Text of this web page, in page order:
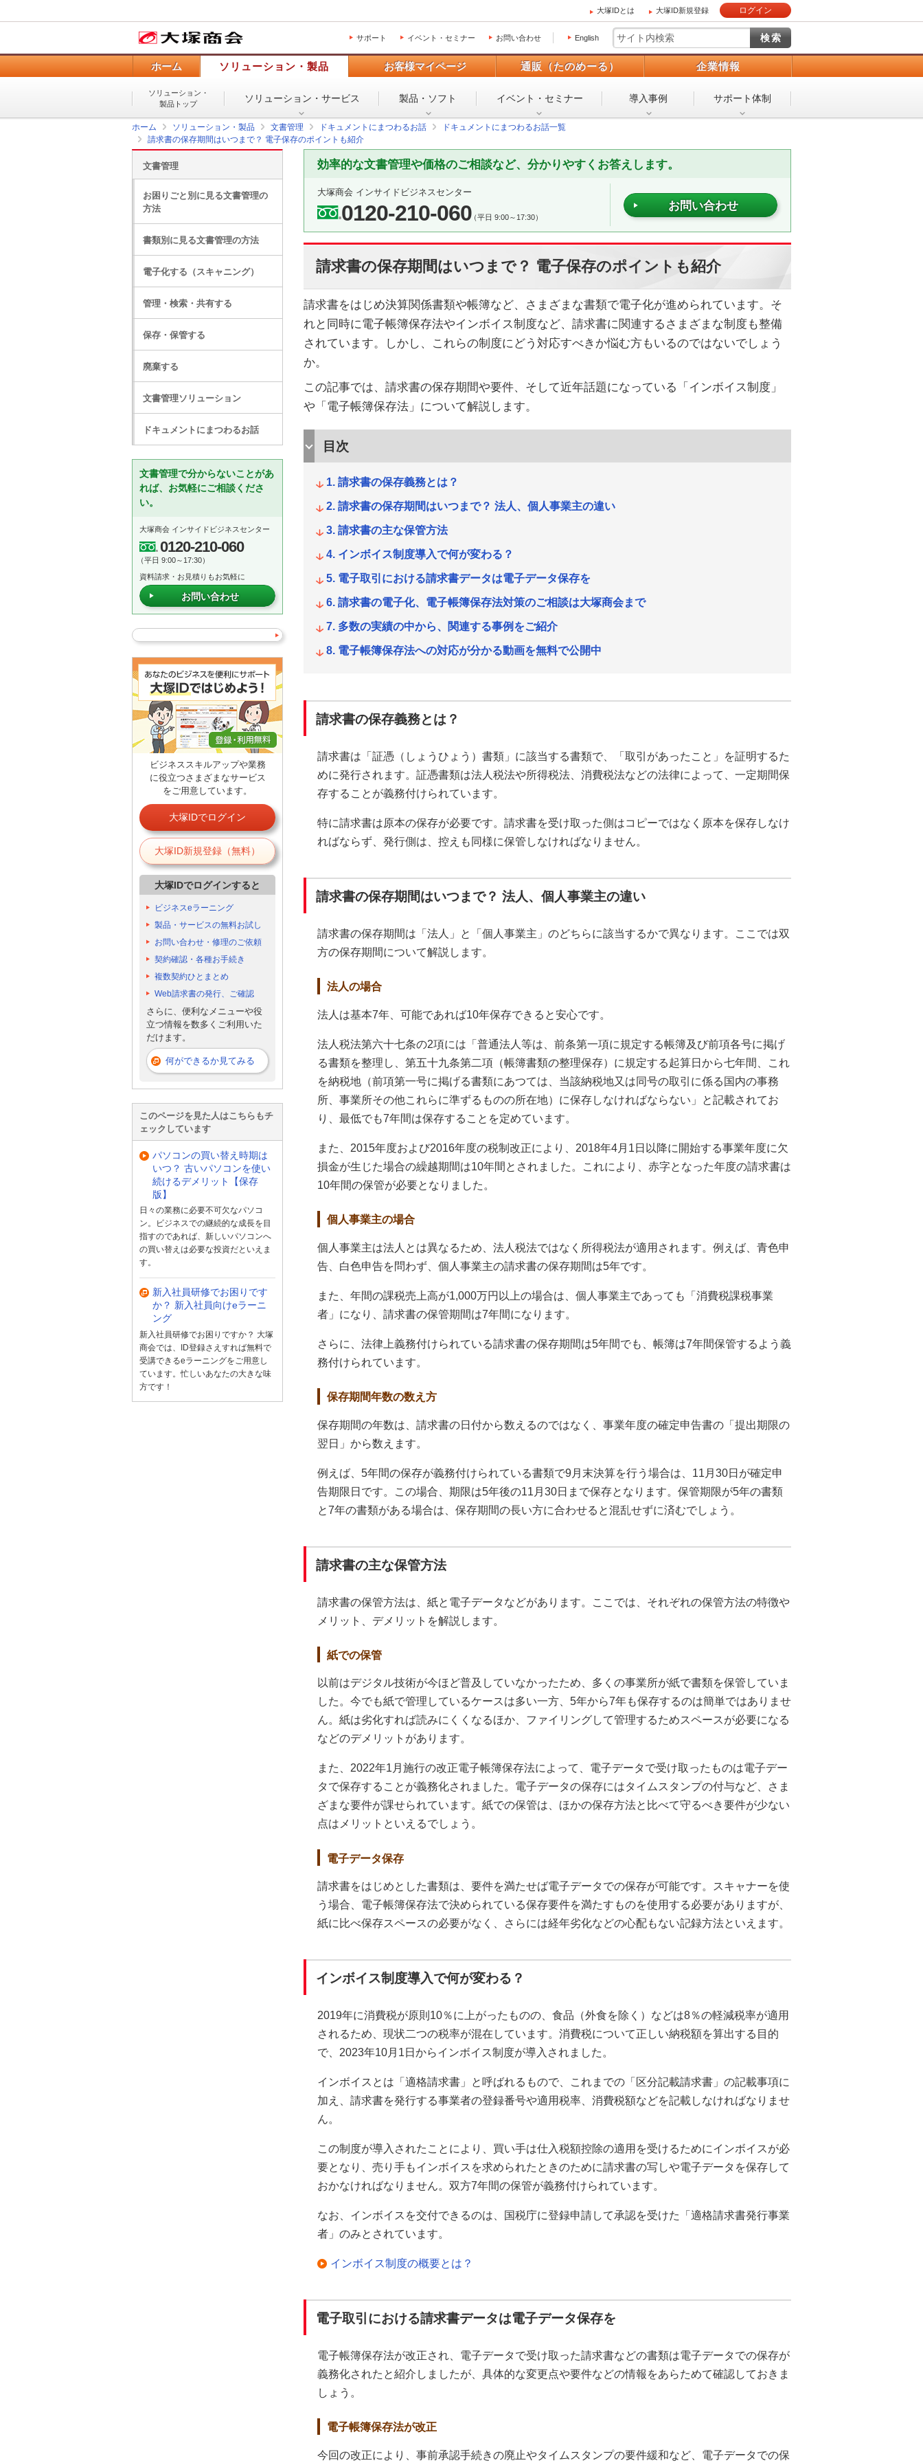
大塚IDとは 大塚ID新規登録 ログイン
サポート イベント・セミナー お問い合わせ English
ホーム ソリューション・製品 お客様マイページ 通販（たのめーる） 企業情報
ソリューション・
製品トップ
ソリューション・ サービス 製品・ソフト イベント・ セミナー 導入事例 サポート体制
ホーム ソリューション・製品 文書管理 ドキュメントにまつわるお話
ドキュメントにまつわるお話一覧
請求書の保存期間はいつまで？ 電子保存のポイントも紹介
効率的な文書管理や価格のご相談など、分かりやすくお答えします。
大塚商会 インサイドビジネスセンター
0120-210-060（平日 9:00～17:30）
お問い合わせ
請求書の保存期間はいつまで？ 電子保存のポイントも紹介
請求書をはじめ決算関係書類や帳簿など、さまざまな書類で電子化が進められています。そ
れと同時に電子帳簿保存法やインボイス制度など、請求書に関連するさまざまな制度も整備
されています。しかし、これらの制度にどう対応すべきか悩む方もいるのではないでしょう
か。
この記事では、請求書の保存期間や要件、そして近年話題になっている「インボイス制度」
や「電子帳簿保存法」について解説します。
目次
請求書の保存義務とは？
請求書の保存期間はいつまで？ 法人、個人事業主の違い
請求書の主な保管方法
インボイス制度導入で何が変わる？
電子取引における請求書データは電子データ保存を
請求書の電子化、電子帳簿保存法対策のご相談は大塚商会まで
多数の実績の中から、関連する事例をご紹介
電子帳簿保存法への対応が分かる動画を無料で公開中
請求書の保存義務とは？
請求書は「証憑（しょうひょう）書類」に該当する書類で、「取引があったこと」を証明するた
めに発行されます。証憑書類は法人税法や所得税法、消費税法などの法律によって、一定期間保
存することが義務付けられています。
特に請求書は原本の保存が必要です。請求書を受け取った側はコピーではなく原本を保存しなけ
ればならず、発行側は、控えも同様に保管しなければなりません。
請求書の保存期間はいつまで？ 法人、個人事業主の違い
請求書の保存期間は「法人」と「個人事業主」のどちらに該当するかで異なります。ここでは双
方の保存期間について解説します。
法人の場合
法人は基本7年、可能であれば10年保存できると安心です。
法人税法第六十七条の2項には「普通法人等は、前条第一項に規定する帳簿及び前項各号に掲げ
る書類を整理し、第五十九条第二項（帳簿書類の整理保存）に規定する起算日から七年間、これ
を納税地（前項第一号に掲げる書類にあつては、当該納税地又は同号の取引に係る国内の事務
所、事業所その他これらに準ずるものの所在地）に保存しなければならない」と記載されてお
り、最低でも7年間は保存することを定めています。
また、2015年度および2016年度の税制改正により、2018年4月1日以降に開始する事業年度に欠
損金が生じた場合の繰越期間は10年間とされました。これにより、赤字となった年度の請求書は
10年間の保管が必要となりました。
個人事業主の場合
個人事業主は法人とは異なるため、法人税法ではなく所得税法が適用されます。例えば、青色申
告、白色申告を問わず、個人事業主の請求書の保存期間は5年です。
また、年間の課税売上高が1,000万円以上の場合は、個人事業主であっても「消費税課税事業
者」になり、請求書の保管期間は7年間になります。
さらに、法律上義務付けられている請求書の保存期間は5年間でも、帳簿は7年間保管するよう義
務付けられています。
保存期間年数の数え方
保存期間の年数は、請求書の日付から数えるのではなく、事業年度の確定申告書の「提出期限の
翌日」から数えます。
例えば、5年間の保存が義務付けられている書類で9月末決算を行う場合は、11月30日が確定申
告期限日です。この場合、期限は5年後の11月30日まで保存となります。保管期限が5年の書類
と7年の書類がある場合は、保存期間の長い方に合わせると混乱せずに済むでしょう。
請求書の主な保管方法
請求書の保管方法は、紙と電子データなどがあります。ここでは、それぞれの保管方法の特徴や
メリット、デメリットを解説します。
紙での保管
以前はデジタル技術が今ほど普及していなかったため、多くの事業所が紙で書類を保管していま
した。今でも紙で管理しているケースは多い一方、5年から7年も保存するのは簡単ではありませ
ん。紙は劣化すれば読みにくくなるほか、ファイリングして管理するためスペースが必要になる
などのデメリットがあります。
また、2022年1月施行の改正電子帳簿保存法によって、電子データで受け取ったものは電子デー
タで保存することが義務化されました。電子データの保存にはタイムスタンプの付与など、さま
ざまな要件が課せられています。紙での保管は、ほかの保存方法と比べて守るべき要件が少ない
点はメリットといえるでしょう。
電子データ保存
請求書をはじめとした書類は、要件を満たせば電子データでの保存が可能です。スキャナーを使
う場合、電子帳簿保存法で決められている保存要件を満たすものを使用する必要がありますが、
紙に比べ保存スペースの必要がなく、さらには経年劣化などの心配もない記録方法といえます。
インボイス制度導入で何が変わる？
2019年に消費税が原則10％に上がったものの、食品（外食を除く）などは8％の軽減税率が適用
されるため、現状二つの税率が混在しています。消費税について正しい納税額を算出する目的
で、2023年10月1日からインボイス制度が導入されました。
インボイスとは「適格請求書」と呼ばれるもので、これまでの「区分記載請求書」の記載事項に
加え、請求書を発行する事業者の登録番号や適用税率、消費税額などを記載しなければなりませ
ん。
この制度が導入されたことにより、買い手は仕入税額控除の適用を受けるためにインボイスが必
要となり、売り手もインボイスを求められたときのために請求書の写しや電子データを保存して
おかなければなりません。双方7年間の保管が義務付けられています。
なお、インボイスを交付できるのは、国税庁に登録申請して承認を受けた「適格請求書発行事業
者」のみとされています。
インボイス制度の概要とは？
電子取引における請求書データは電子データ保存を
電子帳簿保存法が改正され、電子データで受け取った請求書などの書類は電子データでの保存が
義務化されたと紹介しましたが、具体的な変更点や要件などの情報をあらためて確認しておきま
しょう。
電子帳簿保存法が改正
今回の改正により、事前承認手続きの廃止やタイムスタンプの要件緩和など、電子データでの保
文書管理
お困りごと別に見る文書管理の
方法
書類別に見る文書管理の方法
電子化する（スキャニング）
管理・検索・共有する
保存・保管する
廃棄する
文書管理ソリューション
ドキュメントにまつわるお話
文書管理で分からないことがあ
れば、お気軽にご相談くださ
い。
大塚商会 インサイドビジネスセンター
0120-210-060
（平日 9:00～17:30）
資料請求・お見積りもお気軽に
お問い合わせ
ビジネススキルアップや業務
に役立つさまざまなサービス
をご用意しています。
大塚IDでログイン
大塚ID新規登録（無料）
大塚IDでログインすると
ビジネスeラーニング
製品・サービスの無料お試し
お問い合わせ・修理のご依頼
契約確認・各種お手続き
複数契約ひとまとめ
Web請求書の発行、ご確認
さらに、便利なメニューや役
立つ情報を数多くご利用いた
だけます。
何ができるか見てみる
このページを見た人はこちらもチ
ェックしています
パソコンの買い替え時期は
いつ？ 古いパソコンを使い
続けるデメリット【保存
版】
日々の業務に必要不可欠なパソコ
ン。ビジネスでの継続的な成長を目
指すのであれば、新しいパソコンへ
の買い替えは必要な投資だといえま
す。
新入社員研修でお困りです
か？ 新入社員向けeラーニ
ング
新入社員研修でお困りですか？ 大塚
商会では、ID登録さえすれば無料で
受講できるeラーニングをご用意し
ています。忙しいあなたの大きな味
方です！